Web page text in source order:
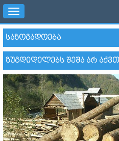
Toggle
navigation
ᲡᲐᲖᲝᲒᲐᲓᲝᲔᲑᲐ
ᲖᲣᲒᲓᲘᲓᲔᲚᲔᲑᲡ ᲨᲔᲨᲐ ᲐᲠ